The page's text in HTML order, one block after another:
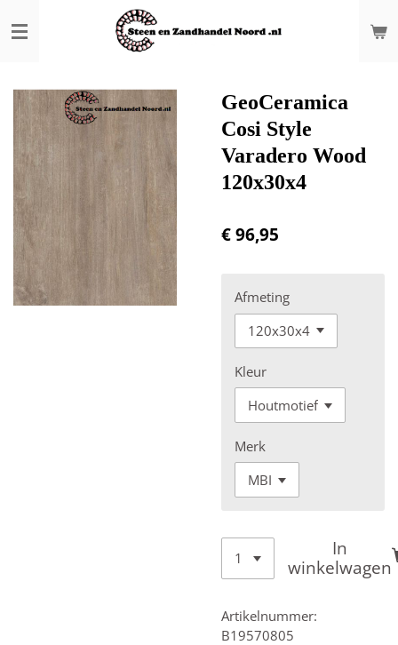
direct
hoofdinhoud
GeoCeramica
Cosi Style
Varadero Wood
120x30x4
€ 96,95
Afmeting
Kleur
Merk
In
winkelwagen
Artikelnummer:
B19570805